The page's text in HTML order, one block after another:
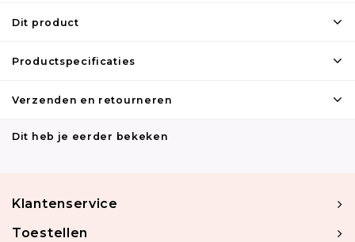
Dit product
Productspecificaties
Verzenden en retourneren
Dit heb je eerder bekeken
Klantenservice
Toestellen